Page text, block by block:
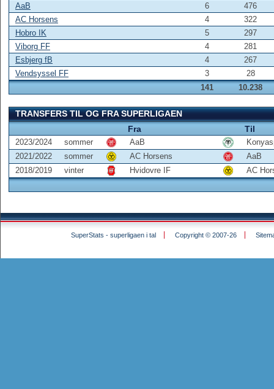
AaB
6
476
AC Horsens
4
322
Hobro IK
5
297
Viborg FF
4
281
Esbjerg fB
4
267
Vendsyssel FF
3
28
141
10.238
TRANSFERS TIL OG FRA SUPERLIGAEN
Fra
Til
2023/2024 sommer AaB
2021/2022
sommer AC Horsens
AaB
2018/2019
vinter Hvidovre IF AC
SuperStats - superligaen i tal Copyright © 2007-26